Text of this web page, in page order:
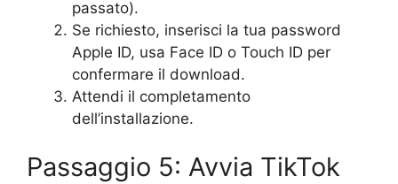
passato).
Se richiesto, inserisci la tua password
Apple ID, usa Face ID o Touch ID per
confermare il download.
Attendi il completamento
dell’installazione.
Passaggio 5: Avvia TikTok